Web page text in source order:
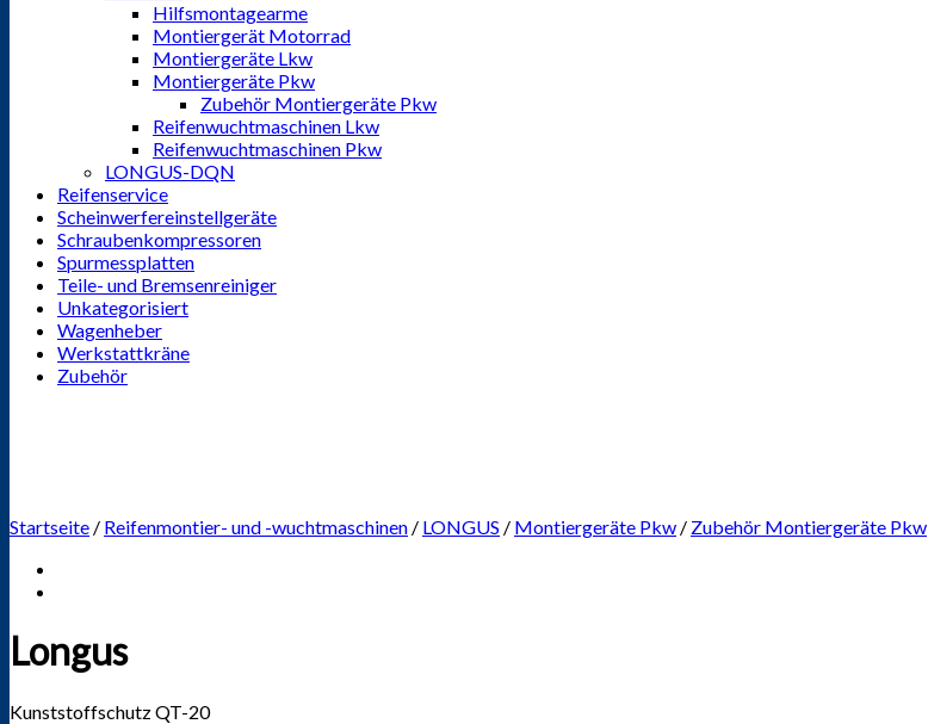
Hilfsmontagearme
Montiergerät Motorrad
Montiergeräte Lkw
Montiergeräte Pkw
Zubehör Montiergeräte Pkw
Reifenwuchtmaschinen Lkw
Reifenwuchtmaschinen Pkw
LONGUS-DQN
Reifenservice
Scheinwerfereinstellgeräte
Schraubenkompressoren
Spurmessplatten
Teile- und Bremsenreiniger
Unkategorisiert
Wagenheber
Werkstattkräne
Zubehör
Startseite / Reifenmontier- und -wuchtmaschinen / LONGUS / Montiergeräte Pkw / Zubehör Montiergeräte Pkw
Longus
Kunststoffschutz QT-20